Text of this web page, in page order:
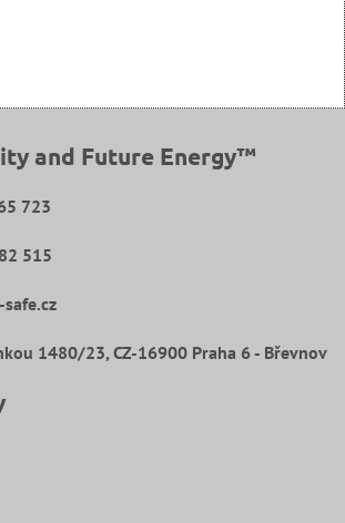
and Future Energy™
723
515
1480/23, CZ-16900 Praha 6 - Břevnov